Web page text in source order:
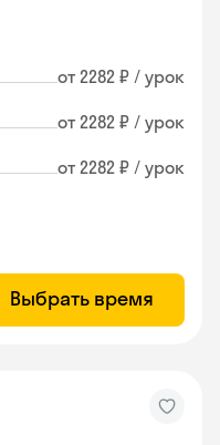
от 2282 ₽ / урок
от 2282 ₽ / урок
от 2282 ₽ / урок
Выбрать время